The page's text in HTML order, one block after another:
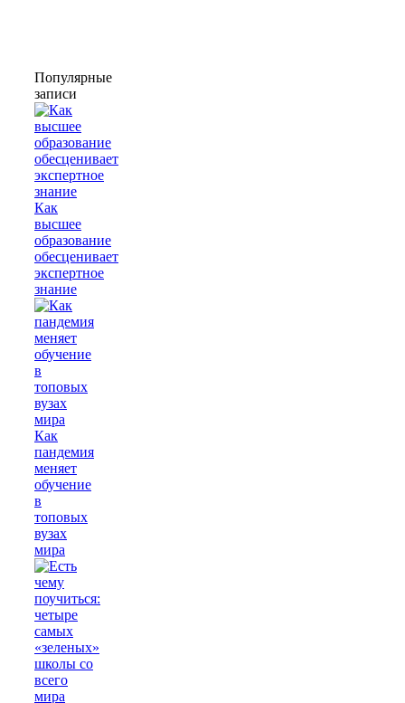
Популярные
записи
Как
высшее
образование
обесценивает
экспертное
знание
Как
пандемия
меняет
обучение
в
топовых
вузах
мира